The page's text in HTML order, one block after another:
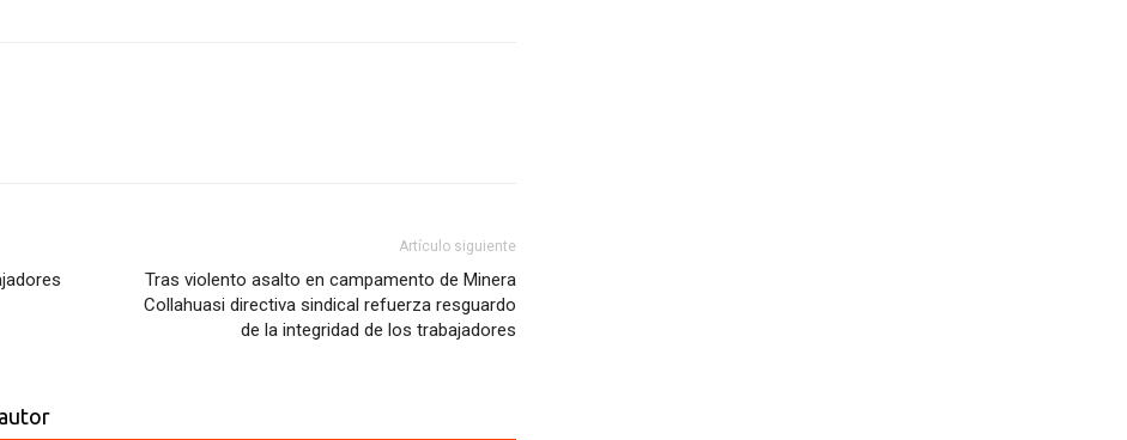
Artículo siguiente
Tras violento asalto en campamento de Minera
Collahuasi directiva sindical refuerza resguardo
de la integridad de los trabajadores